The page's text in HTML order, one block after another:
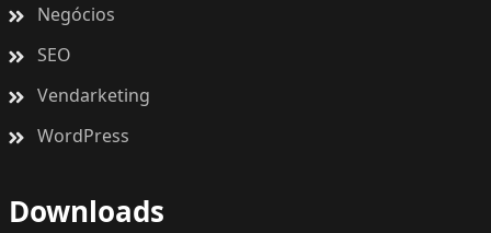
Negócios
SEO
Vendarketing
WordPress
Downloads